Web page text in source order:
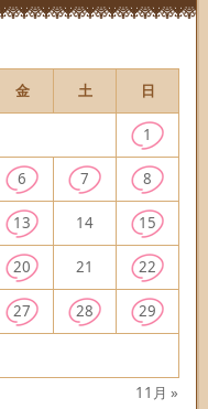
金 土 日
11月 »
1
6 7 8
13 14 15
20 21 22
27 28 29